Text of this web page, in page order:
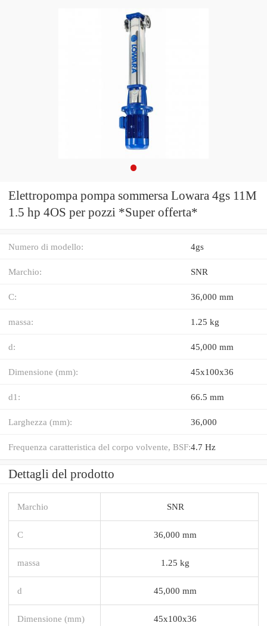
Elettropompa pompa sommersa Lowara 4gs 11M
1.5 hp 4OS per pozzi *Super offerta*
Numero di modello: 4gs
Marchio: SNR
C: 36,000 mm
massa: 1.25 kg
d: 45,000 mm
Dimensione (mm): 45x100x36
d1: 66.5 mm
Larghezza (mm): 36,000
Frequenza caratteristica del corpo volvente, BSF:4.7 Hz
Dettagli del prodotto
Marchio SNR
C 36,000 mm
massa 1.25 kg
d 45,000 mm
Dimensione (mm) 45x100x36